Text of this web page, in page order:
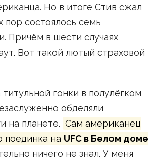
Но в итоге Стив сжал
пор состоялось семь
Причём в шести случаях
Вот такой лютый страховой
гонки в полулёгком
обделяли
на планете. Сам американец
поединка на UFC в Белом доме
ничего не знал. У меня